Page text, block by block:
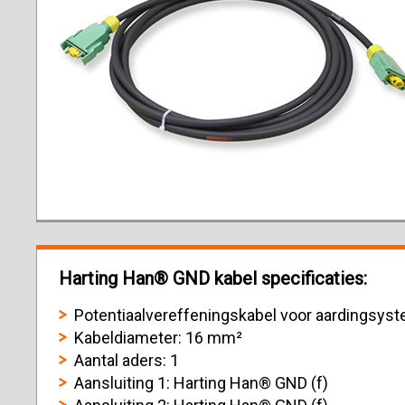
Harting Han® GND kabel specificaties:
Potentiaalvereffeningskabel voor
Kabeldiameter: 16 mm²
Aantal aders: 1
Aansluiting 1: Harting Han® GND (f)